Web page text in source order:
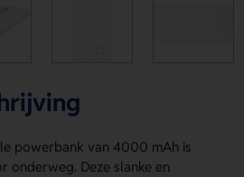
powerbank van 4000 mAh is
onderweg. Deze slanke en